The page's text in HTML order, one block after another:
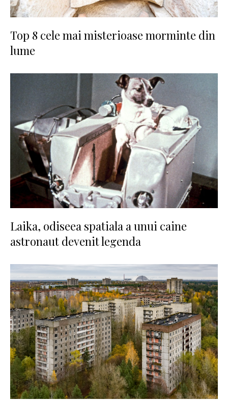
Top 8 cele mai misterioase morminte din
lume
Laika, odiseea spatiala a unui caine
astronaut devenit legenda